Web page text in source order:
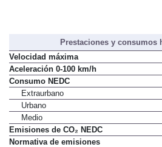
Prestaciones y consumos
Velocidad máxima
Aceleración 0-100 km/h
Consumo NEDC
Extraurbano
Urbano
Medio
Emisiones de CO₂ NEDC
Normativa de emisiones